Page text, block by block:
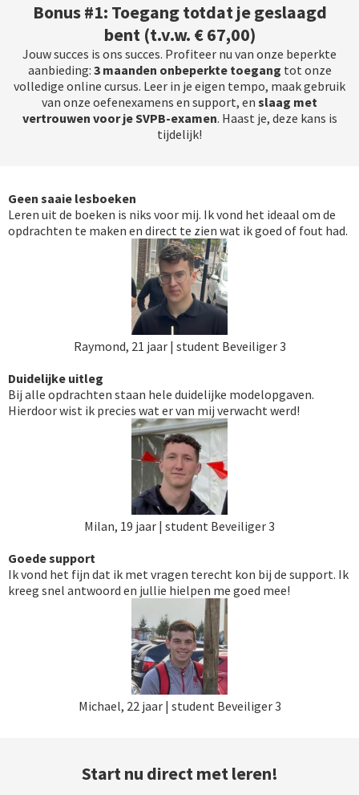
Bonus #1: Toegang totdat je geslaagd
bent (t.v.w. € 67,00)
Jouw succes is ons succes. Profiteer nu van onze beperkte
aanbieding: 3 maanden onbeperkte toegang tot onze
volledige online cursus. Leer in je eigen tempo, maak gebruik
van onze oefenexamens en support, en slaag met
vertrouwen voor je SVPB-examen. Haast je, deze kans is
tijdelijk!
Geen saaie lesboeken
Leren uit de boeken is niks voor mij. Ik vond het ideaal om de
opdrachten te maken en direct te zien wat ik goed of fout had.
Raymond, 21 jaar | student Beveiliger 3
Duidelijke uitleg
Bij alle opdrachten staan hele duidelijke modelopgaven.
Hierdoor wist ik precies wat er van mij verwacht werd!
Milan, 19 jaar | student Beveiliger 3
Goede support
Ik vond het fijn dat ik met vragen terecht kon bij de support. Ik
kreeg snel antwoord en jullie hielpen me goed mee!
Michael, 22 jaar | student Beveiliger 3
Start nu direct met leren!